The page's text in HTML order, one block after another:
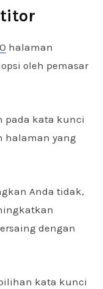
halaman
oleh pemasar
pada kata kunci
halaman yang
Anda tidak,
dengan
kata kunci